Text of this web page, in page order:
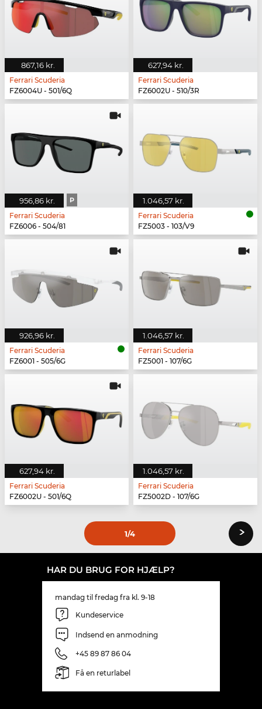
867,16 kr.
Ferrari Scuderia
FZ6004U - 501/6Q
627,94 kr.
Ferrari Scuderia
FZ6002U - 510/3R
956,86 kr. P
Ferrari Scuderia
FZ6006 - 504/81
1.046,57 kr.
Ferrari Scuderia
FZ5003 - 103/V9
926,96 kr.
Ferrari Scuderia
FZ6001 - 505/6G
1.046,57 kr.
Ferrari Scuderia
FZ5001 - 107/6G
627,94 kr.
Ferrari Scuderia
FZ6002U - 501/6Q
1.046,57 kr.
Ferrari Scuderia
FZ5002D - 107/6G
1/4 ›
HAR DU BRUG FOR HJÆLP?
mandag til fredag fra kl. 9-18
Kundeservice
Indsend en anmodning
+45 89 87 86 04
Få en returlabel